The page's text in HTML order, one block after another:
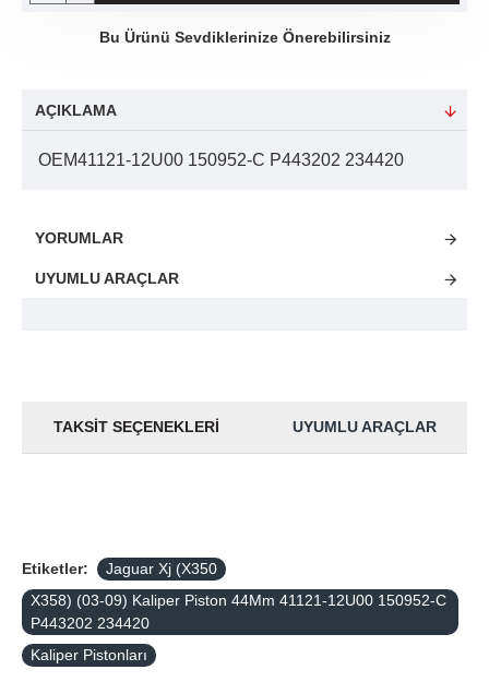
Bu Ürünü Sevdiklerinize Önerebilirsiniz
AÇIKLAMA
OEM41121-12U00 150952-C P443202 234420
YORUMLAR
UYUMLU ARAÇLAR
TAKSIT SEÇENEKLERI UYUMLU ARAÇLAR
Etiketler:
Jaguar Xj (X350
X358) (03-09) Kaliper Piston 44Mm 41121-12U00 150952-C
P443202 234420
Kaliper Pistonları